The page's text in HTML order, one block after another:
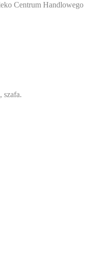
Centrum
szafa.